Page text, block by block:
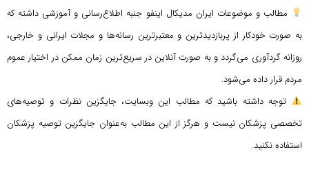
مطالب و موضوعات ایران مدیکال اینفو جنبه اطلاع‌رسانی و آموزشی داشته که
به صورت خودکار از پربازدیدترین و معتبرترین رسانه‌ها و مجلات ایرانی و خارجی،
روزانه گردآوری می‌گردد و به صورت آنلاین در سریع‌ترین زمان ممکن در اختیار عموم
مردم قرار داده می‌شود.
توجه داشته باشید که مطالب این وبسایت، جایگزین نظرات و توصیه‌های
تخصصی پزشکان نیست و هرگز از این مطالب به‌عنوان جایگزین توصیه پزشکان
استفاده نکنید.